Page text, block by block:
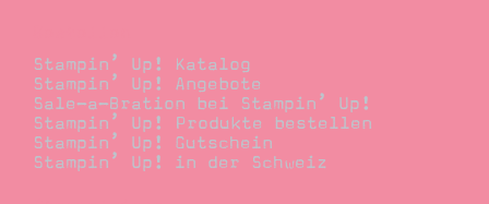
Stampin’ Up! Katalog
Stampin’ Up! Angebote
Sale-a-Bration bei Stampin’ Up!
Stampin’ Up! Produkte bestellen
Stampin’ Up! Gutschein
Stampin’ Up! in der Schweiz